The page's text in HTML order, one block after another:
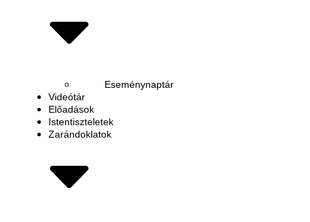
Eseménynaptár
Videótár
Előadások
Istentiszteletek
Zarándoklatok